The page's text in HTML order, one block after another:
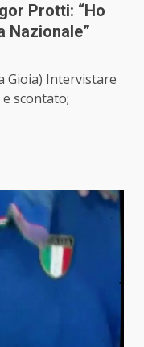
Protti: “Ho
Nazionale”
Gioia) Intervistare
scontato;